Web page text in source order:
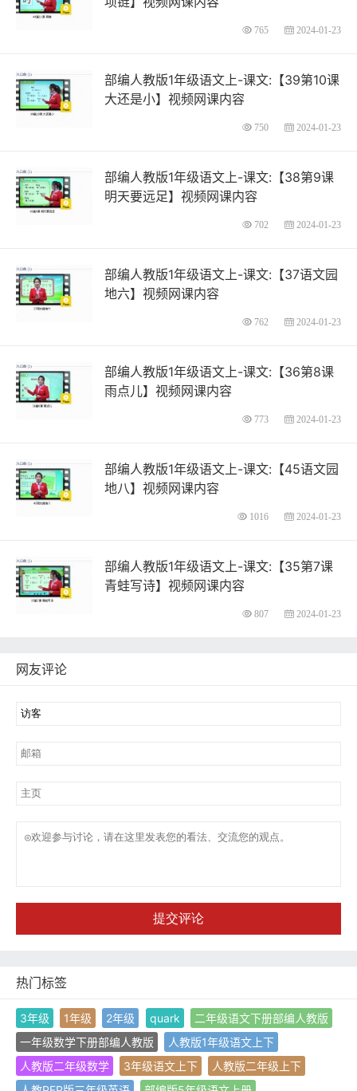
765 2024-01-23
部编人教版1年级语文上-课文:【39第10课
大还是小】视频网课内容
750 2024-01-23
部编人教版1年级语文上-课文:【38第9课
明天要远足】视频网课内容
702 2024-01-23
部编人教版1年级语文上-课文:【37语文园
地六】视频网课内容
762 2024-01-23
部编人教版1年级语文上-课文:【36第8课
雨点儿】视频网课内容
773 2024-01-23
部编人教版1年级语文上-课文:【45语文园
地八】视频网课内容
1016 2024-01-23
部编人教版1年级语文上-课文:【35第7课
青蛙写诗】视频网课内容
807 2024-01-23
网友评论
提交评论
热门标签
3年级 1年级 2年级 quark
二年级语文下册部编人教版
一年级数学下册部编人教版
人教版1年级语文上下
人教版二年级数学
3年级语文上下
人教版二年级上下